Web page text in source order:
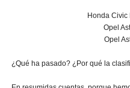
Honda Civic
Opel
Opel
¿Qué ha pasado? ¿Por qué la